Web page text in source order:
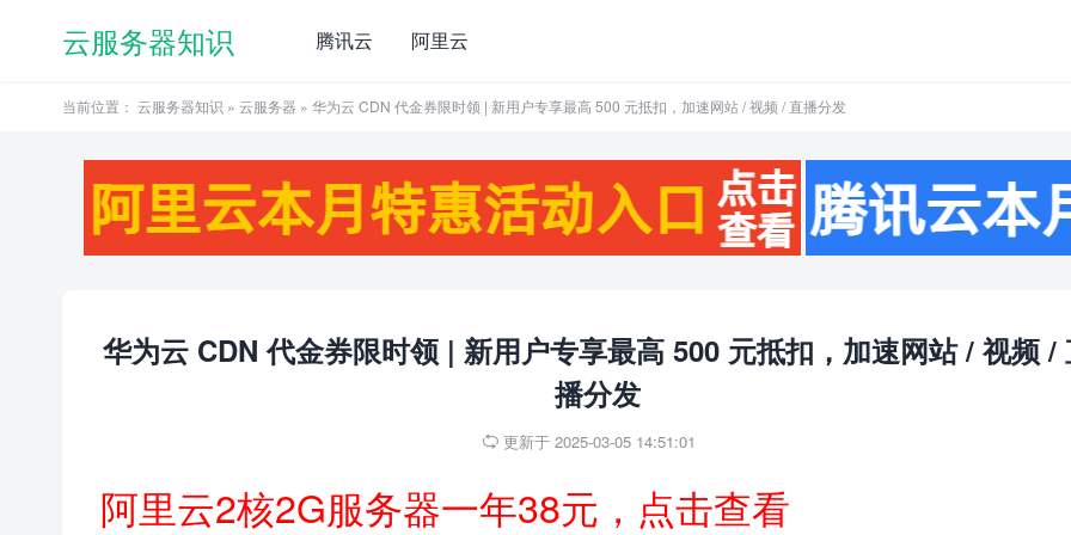
云服务器知识 腾讯云 阿里云
当前位置： 云服务器知识 » 云服务器 » 华为云 CDN 代金券限时领 | 新用户专享最高 500 元抵扣，加速网站 / 视频 / 直播分发
华为云 CDN 代金券限时领 | 新用户专享最高 500 元抵扣，加速网站 / 视频 /
播分发
 更新于 2025-03-05 14:51:01
阿里云2核2G服务器一年38元，点击查看